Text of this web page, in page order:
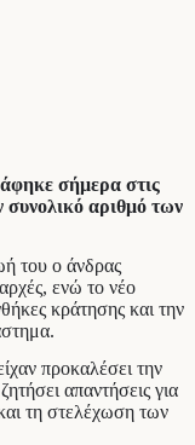
σήμερα στις
συνολικό αριθμό των
του ο άνδρας
ενώ το νέο
κράτησης και την
προκαλέσει την
απαντήσεις για
τη στελέχωση των